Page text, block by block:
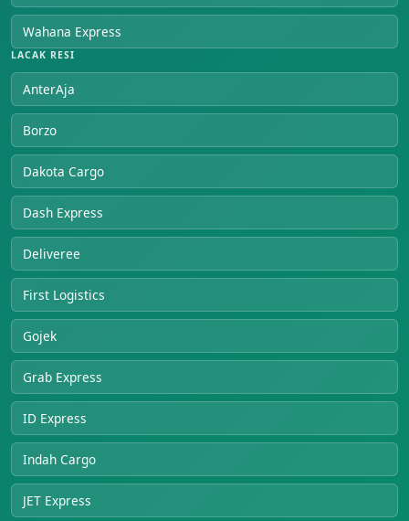
Wahana Express
LACAK RESI
AnterAja
Borzo
Dakota Cargo
Dash Express
Deliveree
First Logistics
Gojek
Grab Express
ID Express
Indah Cargo
JET Express